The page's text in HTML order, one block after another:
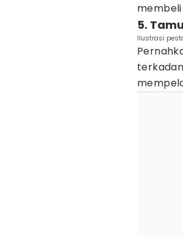
membeli
5.
Ilustrasi